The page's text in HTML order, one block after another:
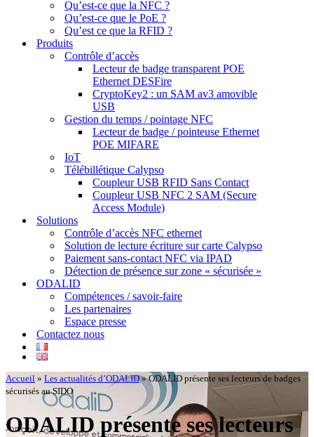
Qu’est-ce que la NFC ?
Qu’est-ce que le PoE ?
Qu’est ce que la RFID ?
Produits
Contrôle d’accès
Lecteur de badge transparent POE
Ethernet DESFire
CryptoKey2 : un SAM av3 amovible
USB
Gestion du temps / pointage NFC
Lecteur de badge / pointeuse Ethernet
POE MIFARE
IoT
Télébillétique Calypso
Coupleur USB RFID Sans Contact
Coupleur USB NFC 2 SAM (Secure
Access Module)
Solutions
Contrôle d’accès NFC ethernet
Solution de lecture écriture sur carte Calypso
Paiement sans-contact NFC via IPAD
Détection de présence sur zone « sécurisée »
ODALID
Compétences / savoir-faire
Les partenaires
Espace presse
Contactez nous
Accueil » Les actualités d’ODALID»ODALID présente ses lecteurs de badges
sécurisés au SIDO
ODALID présente ses lecteurs